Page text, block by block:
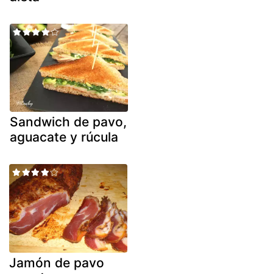
Sandwich de pavo,
aguacate y rúcula
Jamón de pavo